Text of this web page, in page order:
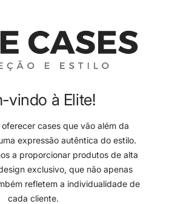
vindo à Elite!
oferecer cases que vão além da
expressão autêntica do estilo.
a proporcionar produtos de alta
exclusivo, que não apenas
refletem a individualidade de
cada cliente.